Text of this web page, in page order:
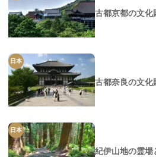
古都京都の文化
日本
古都奈良の文化
日本
紀伊山地の霊場